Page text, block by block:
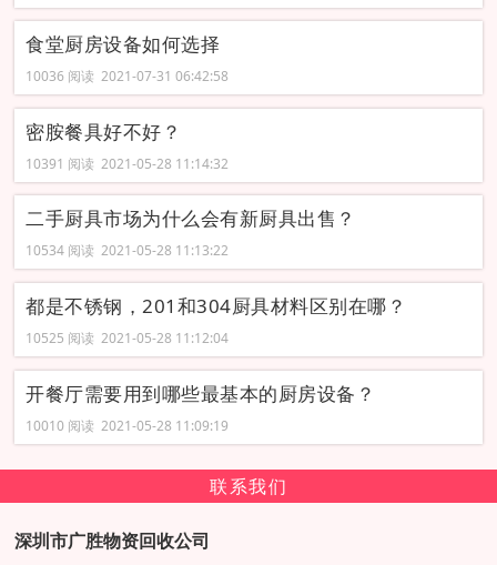
食堂厨房设备如何选择
10036 阅读 2021-07-31 06:42:58
密胺餐具好不好？
10391 阅读 2021-05-28 11:14:32
二手厨具市场为什么会有新厨具出售？
10534 阅读 2021-05-28 11:13:22
都是不锈钢，201和304厨具材料区别在哪？
10525 阅读 2021-05-28 11:12:04
开餐厅需要用到哪些最基本的厨房设备？
10010 阅读 2021-05-28 11:09:19
联系我们
深圳市广胜物资回收公司